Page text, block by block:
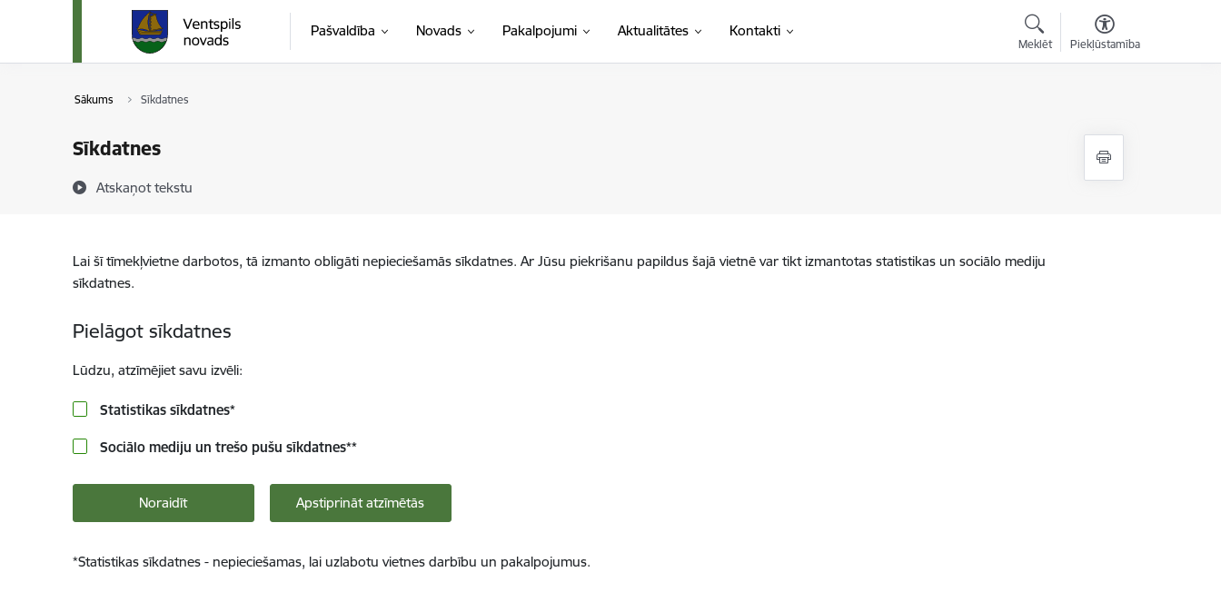
Pāriet uz lapas saturu
Pašvaldība Novads Pakalpojumi Aktualitātes Kontakti
Meklēt Piekļūstamība
Sākums Sīkdatnes
Sīkdatnes
Atskaņot tekstu
Lai šī tīmekļvietne darbotos, tā izmanto obligāti nepieciešamās sīkdatnes. Ar Jūsu piekrišanu papildus šajā vietnē var tikt izmantotas statistikas un sociālo mediju
sīkdatnes.
Pielāgot sīkdatnes
Lūdzu, atzīmējiet savu izvēli:
Statistikas sīkdatnes*
Sociālo mediju un trešo pušu sīkdatnes**
Noraidīt Apstiprināt atzīmētās
*Statistikas sīkdatnes - nepieciešamas, lai uzlabotu vietnes darbību un pakalpojumus.